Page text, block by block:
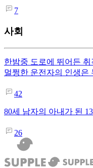
7
사회
한밤중 도로에 뛰어든
멀쩡한 운전자의 인생은
42
80세 남자의 아내가 된
26